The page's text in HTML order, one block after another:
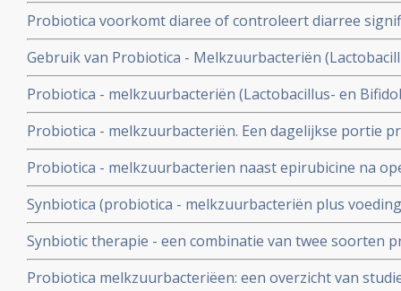
Probiotica voorkomt diaree of controleert diarree
ontstaan door antibioticagebruik blijkt uit grote
Gebruik van Probiotica - Melkzuurbacteriën
reduceert het ziekteverzuim door maag- en
gerandomiseerde placebo gecontroleerde studie bij 262
Probiotica - melkzuurbacteriën (Lactobacillus- en
de aanpak en vernietiging van de Helicobactor Pylori
tot 90%, zelfs bij patienten die resistent waren voor
Probiotica - melkzuurbacteriën. Een dagelijkse portie
de kans op leverkanker, blijkt uit een
geplaatst 3 juni 2006.
Probiotica - melkzuurbacterien naast epirubicine na
significant meer driejaars ziektevrije overlevingen.
Synbiotica (probiotica - melkzuurbacteriën plus
aanmerkelijk minder infecties na leveroperatie.19
procent in controlegroep aldus gerandomiseerde
Synbiotic therapie - een combinatie van twee soorten
positief helend effect bij het bestrijden van ziekte van
gerandomiseerde studies
Probiotica melkzuurbacteriëen: een overzicht van